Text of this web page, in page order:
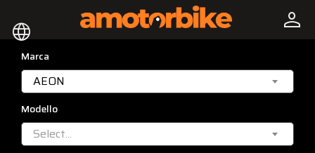
language person
Marca
AEON
Modello
Select...